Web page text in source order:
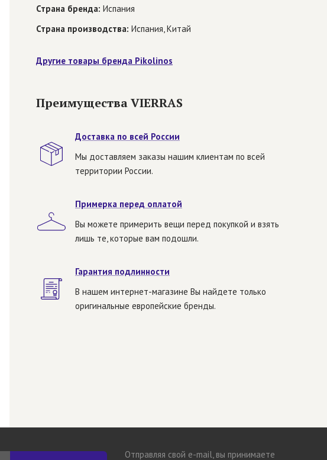
Страна бренда: Испания
Страна производства: Испания, Китай
Другие товары бренда Pikolinos
Преимущества VIERRAS
Доставка по всей России
Мы доставляем заказы нашим клиентам по всей
территории России.
Примерка перед оплатой
Вы можете примерить вещи перед покупкой и взять
лишь те, которые вам подошли.
Гарантия подлинности
В нашем интернет-магазине Вы найдете только
оригинальные европейские бренды.
Отправляя свой e-mail, вы принимаете